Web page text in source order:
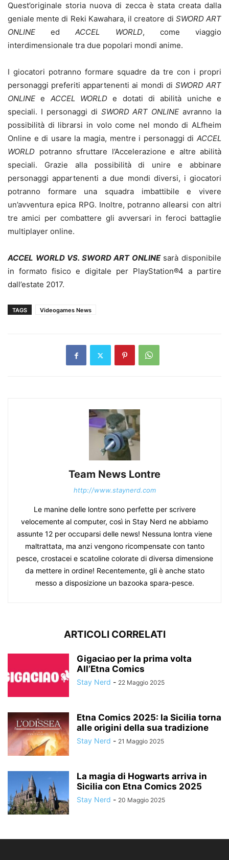
Quest’originale storia nuova di zecca è stata creata dalla
geniale mente di Reki Kawahara, il creatore di SWORD ART
ONLINE edACCEL WORLD, come viaggio
interdimensionale tra due popolari mondi anime.
I giocatori potranno formare squadre da tre con i propri
personaggi preferiti appartenenti ai mondi di SWORD ART
ONLINE e ACCEL WORLD e dotati di abilità uniche e
speciali. I personaggi di SWORD ART ONLINE avranno la
possibilità di librarsi in volo come nel mondo di ALfheim
Online e di usare la magia, mentre i personaggi di ACCEL
WORLD potranno sfruttare l’Accelerazione e altre abilità
speciali. Grazie alla possibilità di unire e abbinare
personaggi appartenenti a due mondi diversi, i giocatori
potranno formare una squadra imbattibile e vivere
un’avventura epica RPG. Inoltre, potranno allearsi con altri
tre amici per combattere gli avversari in feroci battaglie
multiplayer online.
ACCEL WORLD VS. SWORD ART ONLINEsarà disponibile
in formato fisico e digitale per PlayStation®4 a partire
dall’estate 2017.
TAGS Videogames News
Team News Lontre
http://www.staynerd.com
Le manine delle lontre sono perfette per scrivere
velocemente al computer, così in Stay Nerd ne abbiamo
assunte 12 per occuparsi delle news! Nessuna lontra viene
maltrattata, ma anzi vengono ricompensate con tanto
pesce, crostacei e scatoline colorate di diversa dimensione
da mettere in ordine! Recentemente, gli è anche stato
messo a disposizione un bazooka spara-pesce.
ARTICOLI CORRELATI
Gigaciao per la prima volta
All’Etna Comics
Stay Nerd - 22 Maggio 2025
Etna Comics 2025: la Sicilia torna
alle origini della sua tradizione
Stay Nerd - 21 Maggio 2025
La magia di Hogwarts arriva in
Sicilia con Etna Comics 2025
Stay Nerd - 20 Maggio 2025